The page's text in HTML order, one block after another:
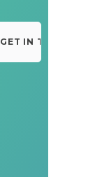
GET IN TOUCH